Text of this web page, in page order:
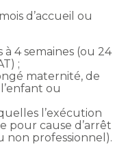
d’accueil ou
4 semaines (ou 24
;
maternité, de
ou
l’exécution
pour cause d’arrêt
non professionnel).